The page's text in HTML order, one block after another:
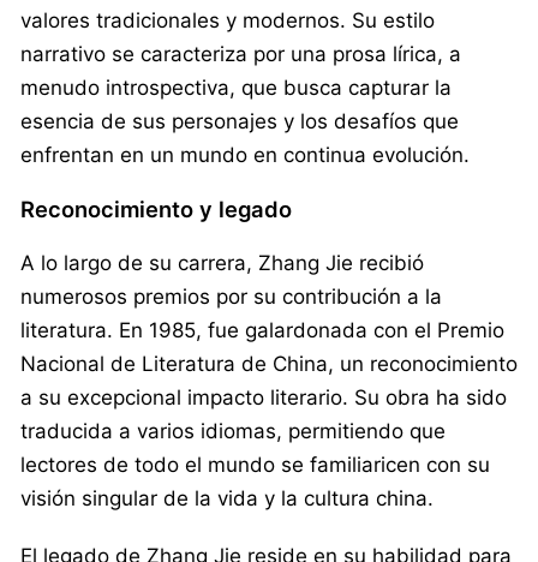
valores tradicionales y modernos. Su estilo
narrativo se caracteriza por una prosa lírica, a
menudo introspectiva, que busca capturar la
esencia de sus personajes y los desafíos que
enfrentan en un mundo en continua evolución.
Reconocimiento y legado
A lo largo de su carrera, Zhang Jie recibió
numerosos premios por su contribución a la
literatura. En 1985, fue galardonada con el Premio
Nacional de Literatura de China, un reconocimiento
a su excepcional impacto literario. Su obra ha sido
traducida a varios idiomas, permitiendo que
lectores de todo el mundo se familiaricen con su
visión singular de la vida y la cultura china.
El legado de Zhang Jie reside en su habilidad para